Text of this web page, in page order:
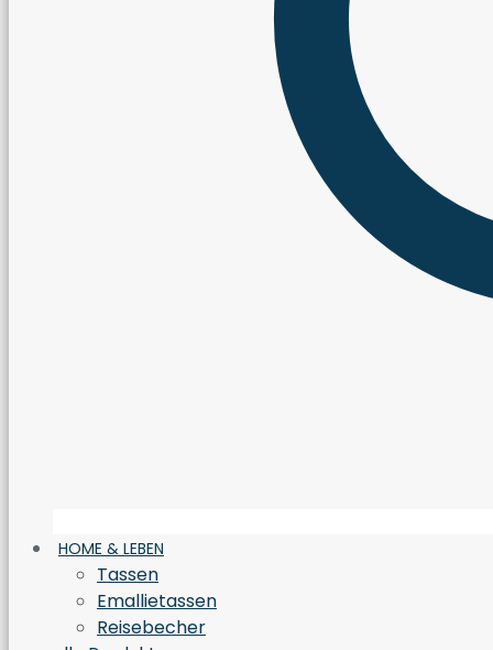
HOME & LEBEN
Tassen
Emallietassen
Reisebecher